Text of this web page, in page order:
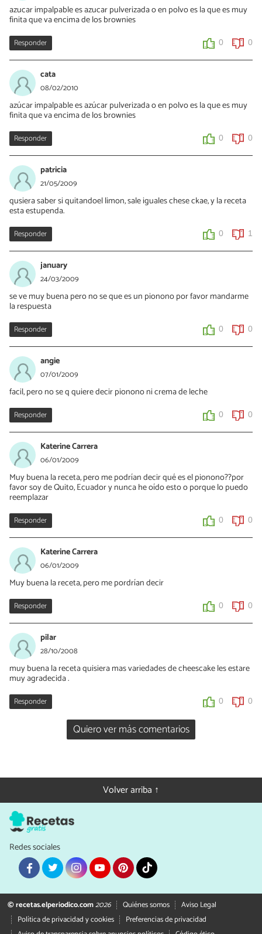
azucar impalpable es azucar pulverizada o en polvo es la que es muy
finita que va encima de los brownies
Responder 0 0
cata
08/02/2010
azúcar impalpable es azúcar pulverizada o en polvo es la que es muy
finita que va encima de los brownies
Responder 0 0
patricia
21/05/2009
qusiera saber si quitandoel limon, sale iguales chese ckae, y la receta
esta estupenda.
Responder 0 1
january
24/03/2009
se ve muy buena pero no se que es un pionono por favor mandarme
la respuesta
Responder 0 0
angie
07/01/2009
facil, pero no se q quiere decir pionono ni crema de leche
Responder 0 0
Katerine Carrera
06/01/2009
Muy buena la receta, pero me podrían decir qué es el pionono??por
favor soy de Quito, Ecuador y nunca he oído esto o porque lo puedo
reemplazar
Responder 0 0
Katerine Carrera
06/01/2009
Muy buena la receta, pero me pordrían decir
Responder 0 0
pilar
28/10/2008
muy buena la receta quisiera mas variedades de cheescake les estare
muy agradecida .
Responder 0 0
Quiero ver más comentarios
Volver arriba ↑
Redes sociales
© recetas.elperiodico.com2026 Quiénes somos
Aviso Legal
Política de privacidad y cookies
Preferencias de privacidad